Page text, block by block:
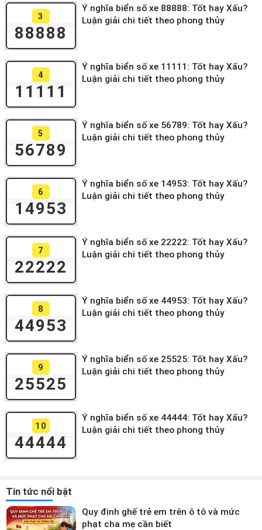
3
88888
Ý nghĩa biển số xe 88888: Tốt hay Xấu?
Luận giải chi tiết theo phong thủy
4
11111
Ý nghĩa biển số xe 11111: Tốt hay Xấu?
Luận giải chi tiết theo phong thủy
5
56789
Ý nghĩa biển số xe 56789: Tốt hay Xấu?
Luận giải chi tiết theo phong thủy
6
14953
Ý nghĩa biển số xe 14953: Tốt hay Xấu?
Luận giải chi tiết theo phong thủy
7
22222
Ý nghĩa biển số xe 22222: Tốt hay Xấu?
Luận giải chi tiết theo phong thủy
8
44953
Ý nghĩa biển số xe 44953: Tốt hay Xấu?
Luận giải chi tiết theo phong thủy
9
25525
Ý nghĩa biển số xe 25525: Tốt hay Xấu?
Luận giải chi tiết theo phong thủy
10
44444
Ý nghĩa biển số xe 44444: Tốt hay Xấu?
Luận giải chi tiết theo phong thủy
Tin tức nổi bật
Quy định ghế trẻ em trên ô tô và mức
phạt cha mẹ cần biết